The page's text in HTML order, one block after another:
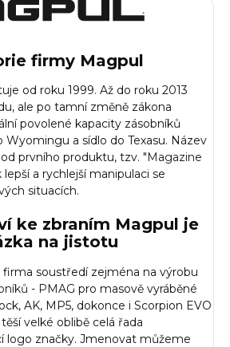
firmy Magpul
od roku 1999. Až do roku 2013
ale po tamní změně zákona
povolené kapacity zásobníků
a sídlo do Texasu. Název
prvního produktu, tzv. "Magazine
lepší a rychlejší manipulaci se
situacích.
ke zbraním Magpul je
na jistotu
firma soustředí zejména na výrobu
- PMAG pro masově vyráběné
AK, MP5, dokonce i Scorpion EVO
velké oblibě celá řada
logo značky. Jmenovat můžeme